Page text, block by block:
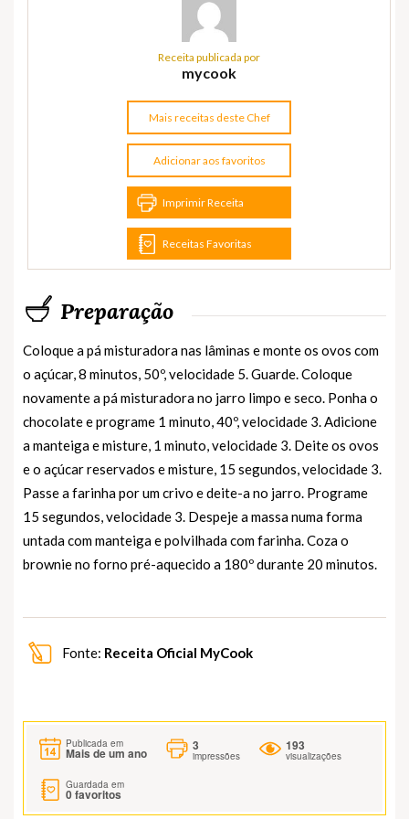
Receita publicada por
mycook
Mais receitas deste Chef
Adicionar aos favoritos
Imprimir Receita
Receitas Favoritas
Preparação
Coloque a pá misturadora nas lâminas e monte os ovos com
o açúcar, 8 minutos, 50º, velocidade 5. Guarde. Coloque
novamente a pá misturadora no jarro limpo e seco. Ponha o
chocolate e programe 1 minuto, 40º, velocidade 3. Adicione
a manteiga e misture, 1 minuto, velocidade 3. Deite os ovos
e o açúcar reservados e misture, 15 segundos, velocidade 3.
Passe a farinha por um crivo e deite-a no jarro. Programe
15 segundos, velocidade 3. Despeje a massa numa forma
untada com manteiga e polvilhada com farinha. Coza o
brownie no forno pré-aquecido a 180º durante 20 minutos.
Fonte: Receita Oficial MyCook
Publicada em
Mais de um ano
3
impressões
193
visualizações
Guardada em
0favoritos